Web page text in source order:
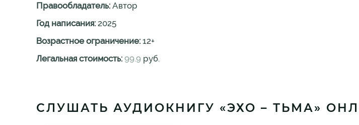
Правообладатель: Автор
Год написания: 2025
Возрастное ограничение: 12+
Легальная стоимость: 99.9 руб.
СЛУШАТЬ АУДИОКНИГУ «ЭХО – ТЬМА»